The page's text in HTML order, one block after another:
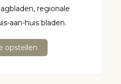
regionale
aan-huis bladen.
opstellen